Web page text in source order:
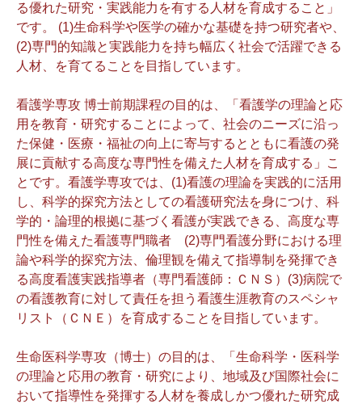
る優れた研究・実践能力を有する人材を育成すること」
です。 (1)生命科学や医学の確かな基礎を持つ研究者や、
(2)専門的知識と実践能力を持ち幅広く社会で活躍できる
人材、を育てることを目指しています。
看護学専攻 博士前期課程の目的は、「看護学の理論と応
用を教育・研究することによって、社会のニーズに沿っ
た保健・医療・福祉の向上に寄与するとともに看護の発
展に貢献する高度な専門性を備えた人材を育成する」こ
とです。看護学専攻では、(1)看護の理論を実践的に活用
し、科学的探究方法としての看護研究法を身につけ、科
学的・論理的根拠に基づく看護が実践できる、高度な専
門性を備えた看護専門職者 (2)専門看護分野における理
論や科学的探究方法、倫理観を備えて指導制を発揮でき
る高度看護実践指導者（専門看護師：ＣＮＳ）(3)病院で
の看護教育に対して責任を担う看護生涯教育のスペシャ
リスト（ＣＮＥ）を育成することを目指しています。
生命医科学専攻（博士）の目的は、「生命科学・医科学
の理論と応用の教育・研究により、地域及び国際社会に
おいて指導性を発揮する人材を養成しかつ優れた研究成